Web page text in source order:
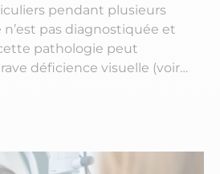
pendant plusieurs
n’est pas diagnostiquée et
pathologie peut
déficience visuelle (voire
il s’agit de la
d’un glaucome ? Et